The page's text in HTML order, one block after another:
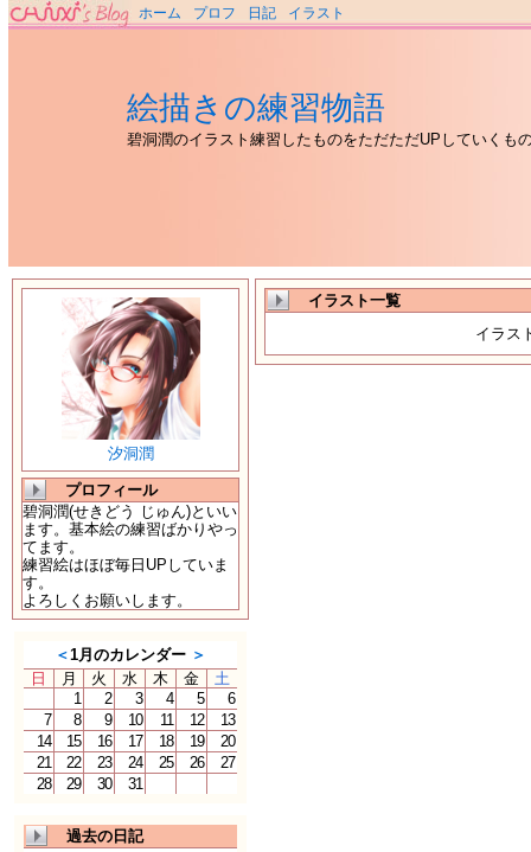
ホーム プロフ 日記 イラスト
絵描きの練習物語
碧洞潤のイラスト練習したものをただただUPしていくも
汐洞潤
プロフィール
碧洞潤(せきどう じゅん)といい
ます。基本絵の練習ばかりやっ
てます。
練習絵はほぼ毎日UPしていま
す。
よろしくお願いします。
＜1月のカレンダー ＞
日
月 火 水 木 金
土
1
2 3 4 5
6
7
8 9 10 11 12
13
14
15 16 17 18 19
20
21
22 23 24 25 26
27
28
29 30 31
過去の日記
イラスト一覧
イラス